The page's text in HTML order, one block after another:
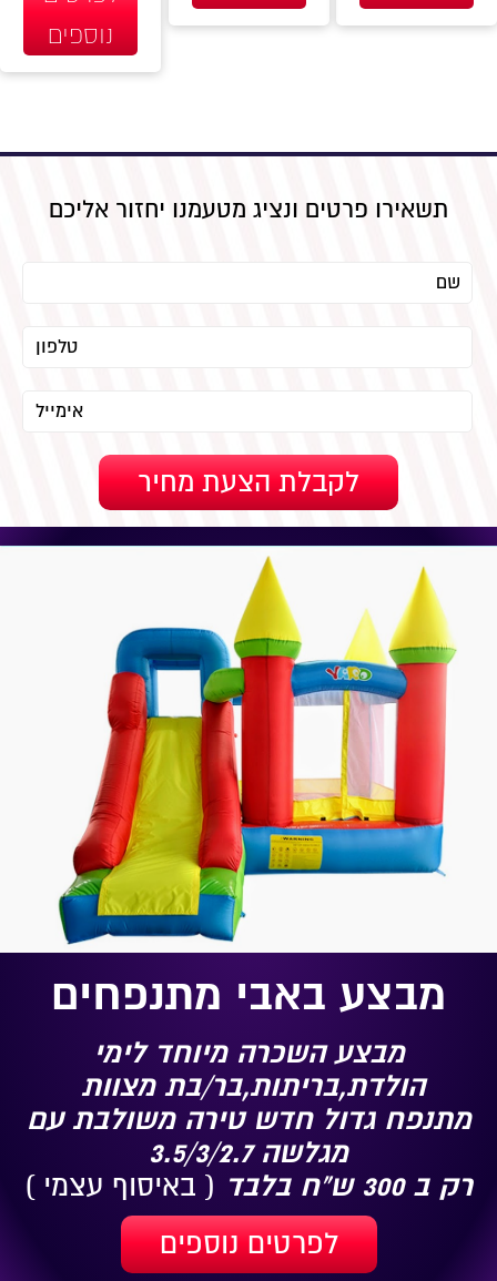
נוספים
תשאירו פרטים ונציג מטעמנו יחזור אליכם
מבצע באבי מתנפחים
מבצע השכרה מיוחד לימי
הולדת,בריתות,בר/בת מצוות
מתנפח גדול חדש טירה משולבת עם
מגלשה 3.5/3/2.7
רק ב 300 ש"ח בלבד
( באיסוף עצמי )
לפרטים נוספים